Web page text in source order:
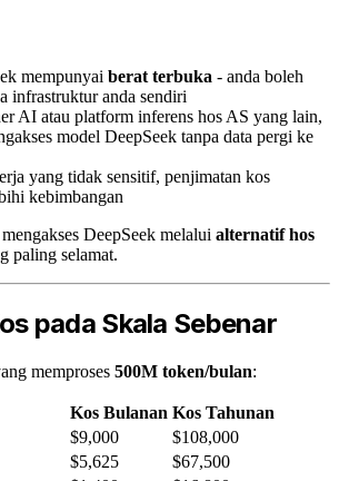
mempunyai berat terbuka - anda boleh
infrastruktur anda sendiri
AI atau platform inferens hos AS yang lain,
model DeepSeek tanpa data pergi ke
yang tidak sensitif, penjimatan kos
kebimbangan
DeepSeek melalui alternatif hos
paling selamat.
pada Skala Sebenar
memproses 500M token/bulan:
Kos Bulanan Kos Tahunan
$9,000
$108,000
$5,625
$67,500